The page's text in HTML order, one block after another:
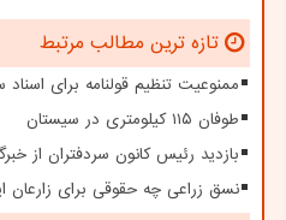
تازه ترین مطالب مرتبط
ممنوعیت تنظیم قولنامه برای اسناد
طوفان ۱۱۵ کیلومتری در سیستان
بازدید رئیس کانون سردفتران از
نسق زراعی چه حقوقی برای زارعان